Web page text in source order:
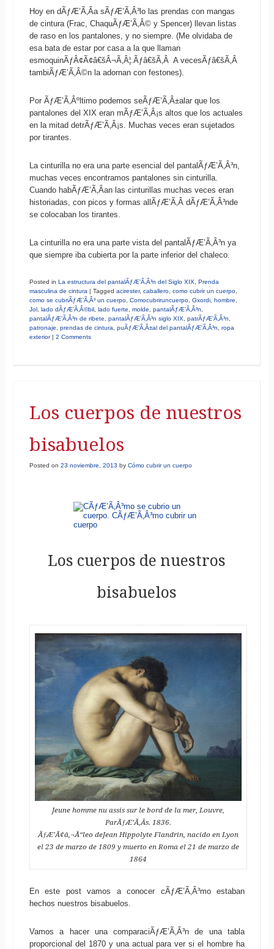
Hoy en dÃƒÆ’Ã‚Â­a sÃƒÆ’Ã‚Â³lo las prendas con mangas
de cintura (Frac, ChaquÃƒÆ’Ã‚Â© y Spencer) llevan listas
de raso en los pantalones, y no siempre. (Me olvidaba de
esa bata de estar por casa a la que llaman
esmoquinÃƒÂ¢Ã¢â€šÂ¬Ã‚Â¦.Ãƒâ€šÃ‚Â A vecesÃƒâ€šÃ‚Â
tambiÃƒÆ’Ã‚Â©n la adornan con festones).
Por ÃƒÆ’Ã‚Âºltimo podemos seÃƒÆ’Ã‚Â±alar que los
pantalones del XIX eran mÃƒÆ’Ã‚Â¡s altos que los actuales
en la mitad detrÃƒÆ’Ã‚Â¡s. Muchas veces eran sujetados
por tirantes.
La cinturilla no era una parte esencial del pantalÃƒÆ’Ã‚Â³n,
muchas veces encontramos pantalones sin cinturilla.
Cuando habÃƒÆ’Ã‚Â­an las cinturillas muchas veces eran
historiadas, con picos y formas allÃƒÆ’Ã‚Â­ dÃƒÆ’Ã‚Â³nde
se colocaban los tirantes.
La cinturilla no era una parte vista del pantalÃƒÆ’Ã‚Â³n ya
que siempre iba cubierta por la parte inferior del chaleco.
Posted in La estructura del pantalÃƒÆ’Ã‚Â³n del Siglo XIX
Prenda
masculina de cintura | Tagged acirester, caballero, como cubrir un cuerpo,
como se cubriÃƒÆ’Ã‚Â³ un cuerpo, Comocubriruncuerpo, Gxordi, hombre
Jol, lado dÃƒÆ’Ã‚Â©bil, lado fuerte molde pantalÃƒÆ’Ã‚Â³n
pantalÃƒÆ’Ã‚Â³n de ribete
pantalÃƒÆ’Ã‚Â³n siglo XIX patrÃƒÆ’Ã‚Â³n
patronaje
prendas de cintura puÃƒÆ’Ã‚Â±al del pantalÃƒÆ’Ã‚Â³n
ropa
exterior | 2 Comments
Los cuerpos de nuestros
bisabuelos
Posted on 23 noviembre, 2013 by Cómo cubrir un cuerpo
Los cuerpos de nuestros
bisabuelos
Jeune homme nu assis sur le bord de la mer, Louvre,
ParÃƒÆ’Ã‚Â­s. 1836.
ÃƒÆ’Ã¢â‚¬Å“leo deJean Hippolyte Flandrin, nacido en Lyon
el 23 de marzo de 1809 y muerto en Roma el 21 de marzo de
1864
En este post vamos a conocer cÃƒÆ’Ã‚Â³mo estaban
hechos nuestros bisabuelos.
Vamos a hacer una comparaciÃƒÆ’Ã‚Â³n de una tabla
proporcional del 1870 y una actual para ver si el hombre ha